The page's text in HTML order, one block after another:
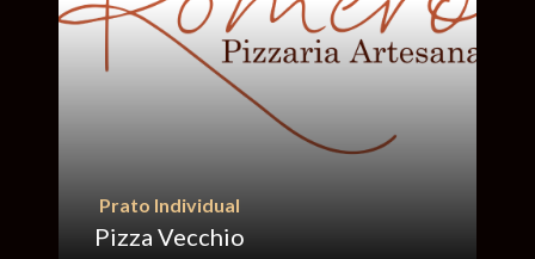
Prato Individual
Pizza Vecchio